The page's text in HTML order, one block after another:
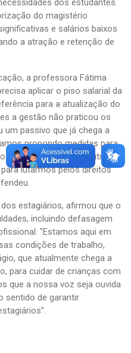
dos estudantes.
do magistério
e salários baixos
a atração e retenção de
a professora Fátima
aplicar o piso salarial da
para a atualização do
a gestão não praticou os
um passivo que já chega a
propondo medidas para
levar essa pauta e outros
lutarmos pelos direitos
estagiários, afirmou que o
incluindo defasagem
"Estamos aqui em
condições de trabalho,
que atualmente chega a
para cuidar de crianças com
que a nossa voz seja ouvida
sentido de garantir